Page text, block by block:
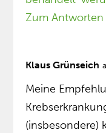
Zum
Klaus Grünseich
Meine
(insbesondere)